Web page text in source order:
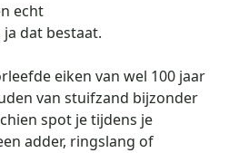
echt
dat bestaat.
eiken van wel 100 jaar
van stuifzand bijzonder
spot je tijdens je
adder, ringslang of